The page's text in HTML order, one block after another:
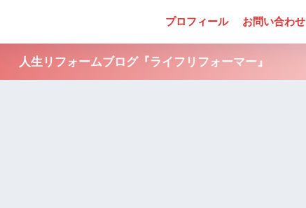
プロフィール お問い合わせ
人生リフォームブログ『ライフリフォーマー』